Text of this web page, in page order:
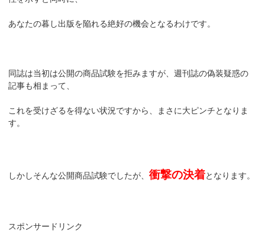
あなたの暮し出版を陥れる絶好の機会となるわけです。
同誌は当初は公開の商品試験を拒みますが、週刊誌の偽装疑惑の
記事も相まって、
これを受けざるを得ない状況ですから、まさに大ピンチとなりま
す。
しかしそんな公開商品試験でしたが、衝撃の決着となります。
スポンサードリンク